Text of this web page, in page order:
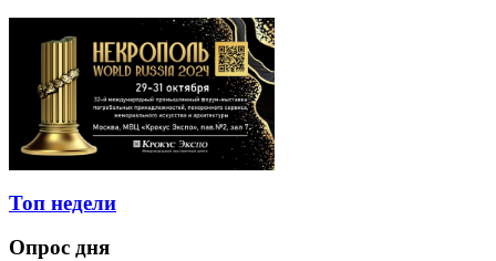
Топ недели
Опрос дня